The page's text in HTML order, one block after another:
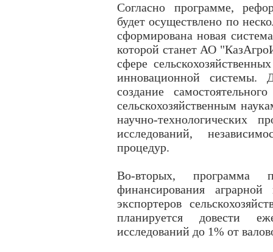
Согласно программе,
будет осуществлено по
сформирована новая
которой станет АО
сфере
инновационной системы.
создание
сельскохозяйственным
научно-технологических
исследований,
процедур.
Во-вторых, программа
финансирования
экспортеров
планируется довести
исследований до 1% от